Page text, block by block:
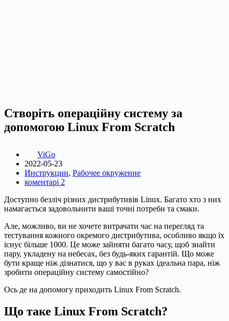
Створіть операційну систему за
допомогою Linux From Scratch
ViGo
2022-05-23
Инструкции, Рабочее окружение
коментарі 2
Доступно безліч різних дистрибутивів Linux. Багато хто з них
намагається задовольнити ваші точні потреби та смаки.
Але, можливо, ви не хочете витрачати час на перегляд та
тестування кожного окремого дистрибутива, особливо якщо їх
існує більше 1000. Це може зайняти багато часу, щоб знайти
пару, укладену на небесах, без будь-яких гарантій. Що може
бути краще ніж дізнатися, що у вас в руках ідеальна пара, ніж
зробити операційну систему самостійно?
Ось де на допомогу приходить Linux From Scratch.
Що таке Linux From Scratch?